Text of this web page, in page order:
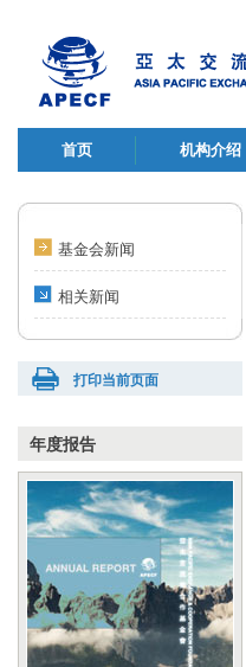
首页 机构介绍
基金会新闻
相关新闻
打印当前页面
年度报告